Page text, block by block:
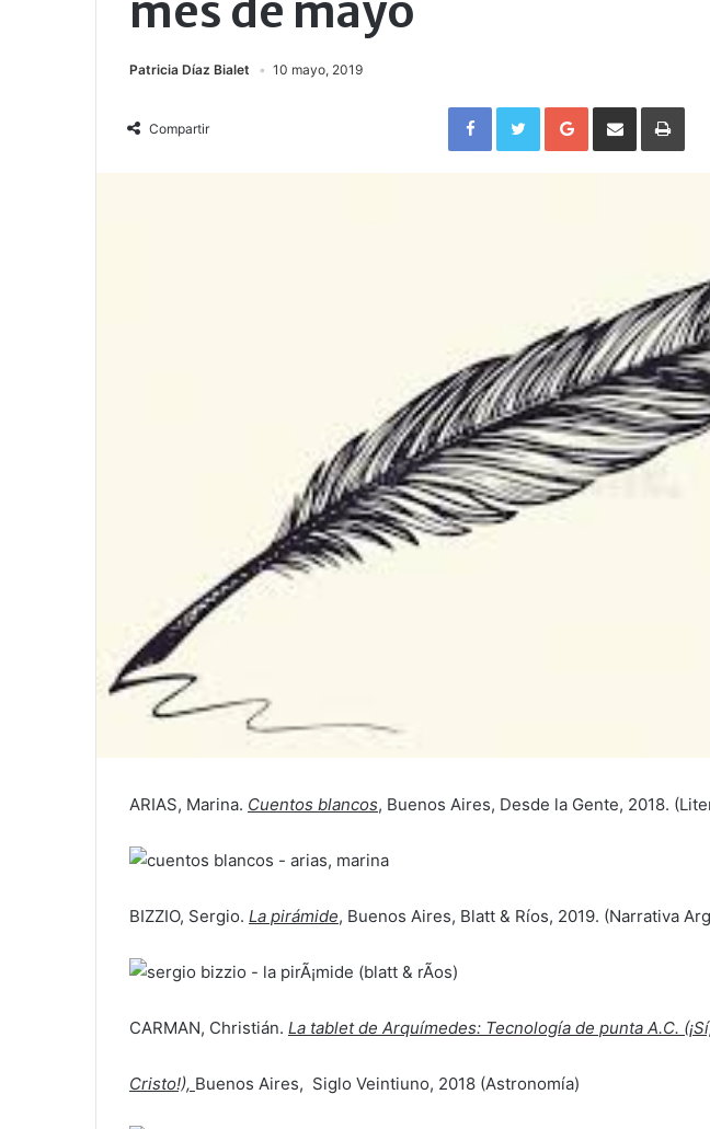
mes de mayo
Patricia Díaz Bialet 10 mayo, 2019
Compartir
FacebookTwitterGoogle+Compartir por correo electrónico
ARIAS, Marina. Cuentos blancos, Buenos Aires, Desde la Gente, 2018.
BIZZIO, Sergio. La pirámide, Buenos Aires, Blatt & Ríos, 2019. (Narrativa
CARMAN, Christián. La tablet de Arquímedes: Tecnología de punta A.C.
Cristo!), Buenos Aires, Siglo Veintiuno, 2018 (Astronomía)